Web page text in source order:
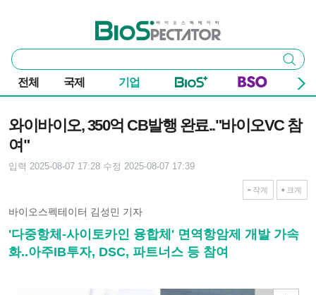
바이오스펙테이터
통
합
검
색
검색
전체 국제 기업
와이바이오, 350억 CB발행 완료.."바이오VC 참
여"
입력 2025-08-07 17:28 수정 2025-08-07 17:39
작게 크게
바이오스펙테이터 김성민 기자
'다중항체-사이토카인 융합체' 면역항암제 개발 가속
화..아주IB투자, DSC, 파트너스 등 참여